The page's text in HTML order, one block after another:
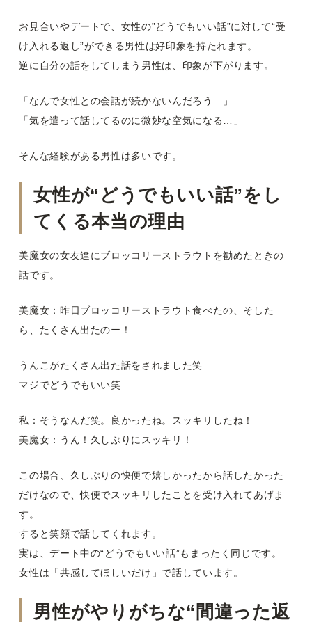
お見合いやデートで、女性の”どうでもいい話”に対して“受
け入れる返し”ができる男性は好印象を持たれます。
逆に自分の話をしてしまう男性は、印象が下がります。
「なんで女性との会話が続かないんだろう…」
「気を遣って話してるのに微妙な空気になる…」
そんな経験がある男性は多いです。
女性が“どうでもいい話”をし
てくる本当の理由
美魔女の女友達にブロッコリーストラウトを勧めたときの
話です。
美魔女：昨日ブロッコリーストラウト食べたの、そした
ら、たくさん出たのー！
うんこがたくさん出た話をされました笑
マジでどうでもいい笑
私：そうなんだ笑。良かったね。スッキリしたね！
美魔女：うん！久しぶりにスッキリ！
この場合、久しぶりの快便で嬉しかったから話したかった
だけなので、快便でスッキリしたことを受け入れてあげま
す。
すると笑顔で話してくれます。
実は、デート中の“どうでもいい話”もまったく同じです。
女性は「共感してほしいだけ」で話しています。
男性がやりがちな“間違った返